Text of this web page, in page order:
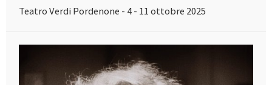
Teatro Verdi Pordenone - 4 - 11 ottobre 2025